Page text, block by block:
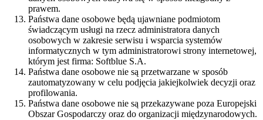
prawem.
Państwa dane osobowe będą ujawniane podmiotom
świadczącym usługi na rzecz administratora danych
osobowych w zakresie serwisu i wsparcia systemów
informatycznych w tym administratorowi strony internetowej,
którym jest firma: Softblue S.A.
Państwa dane osobowe nie są przetwarzane w sposób
zautomatyzowany w celu podjęcia jakiejkolwiek decyzji oraz
profilowania.
Państwa dane osobowe nie są przekazywane poza Europejski
Obszar Gospodarczy oraz do organizacji międzynarodowych.